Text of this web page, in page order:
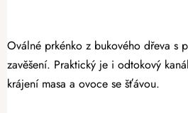
Oválné prkénko z bukového dřeva s
zavěšení. Praktický je i odtokový
krájení masa a ovoce se šťávou.